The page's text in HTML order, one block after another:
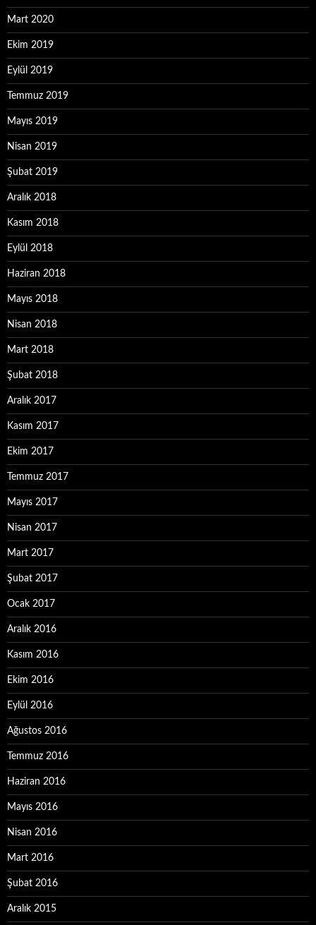
Mart 2020
Ekim 2019
Eylül 2019
Temmuz 2019
Mayıs 2019
Nisan 2019
Şubat 2019
Aralık 2018
Kasım 2018
Eylül 2018
Haziran 2018
Mayıs 2018
Nisan 2018
Mart 2018
Şubat 2018
Aralık 2017
Kasım 2017
Ekim 2017
Temmuz 2017
Mayıs 2017
Nisan 2017
Mart 2017
Şubat 2017
Ocak 2017
Aralık 2016
Kasım 2016
Ekim 2016
Eylül 2016
Ağustos 2016
Temmuz 2016
Haziran 2016
Mayıs 2016
Nisan 2016
Mart 2016
Şubat 2016
Aralık 2015